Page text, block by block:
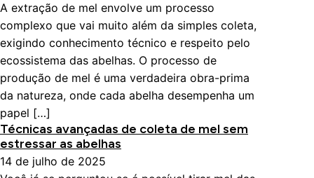
A extração de mel envolve um processo
complexo que vai muito além da simples coleta,
exigindo conhecimento técnico e respeito pelo
ecossistema das abelhas. O processo de
produção de mel é uma verdadeira obra-prima
da natureza, onde cada abelha desempenha um
papel […]
Técnicas avançadas de coleta de mel sem
estressar as abelhas
14 de julho de 2025